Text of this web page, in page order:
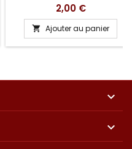
Prix
2,00 €
 Ajouter au panier

